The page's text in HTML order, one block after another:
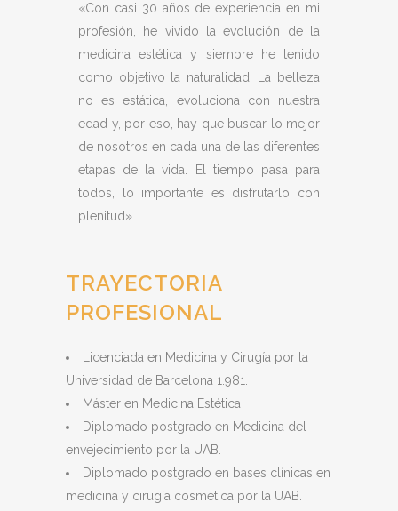
«Con casi 30 años de experiencia en mi
profesión, he vivido la evolución de la
medicina estética y siempre he tenido
como objetivo la naturalidad. La belleza
no es estática, evoluciona con nuestra
edad y, por eso, hay que buscar lo mejor
de nosotros en cada una de las diferentes
etapas de la vida. El tiempo pasa para
todos, lo importante es disfrutarlo con
plenitud».
TRAYECTORIA
PROFESIONAL
Licenciada en Medicina y Cirugía por la
Universidad de Barcelona 1.981.
Máster en Medicina Estética
Diplomado postgrado en Medicina del
envejecimiento por la UAB.
Diplomado postgrado en bases clínicas en
medicina y cirugía cosmética por la UAB.